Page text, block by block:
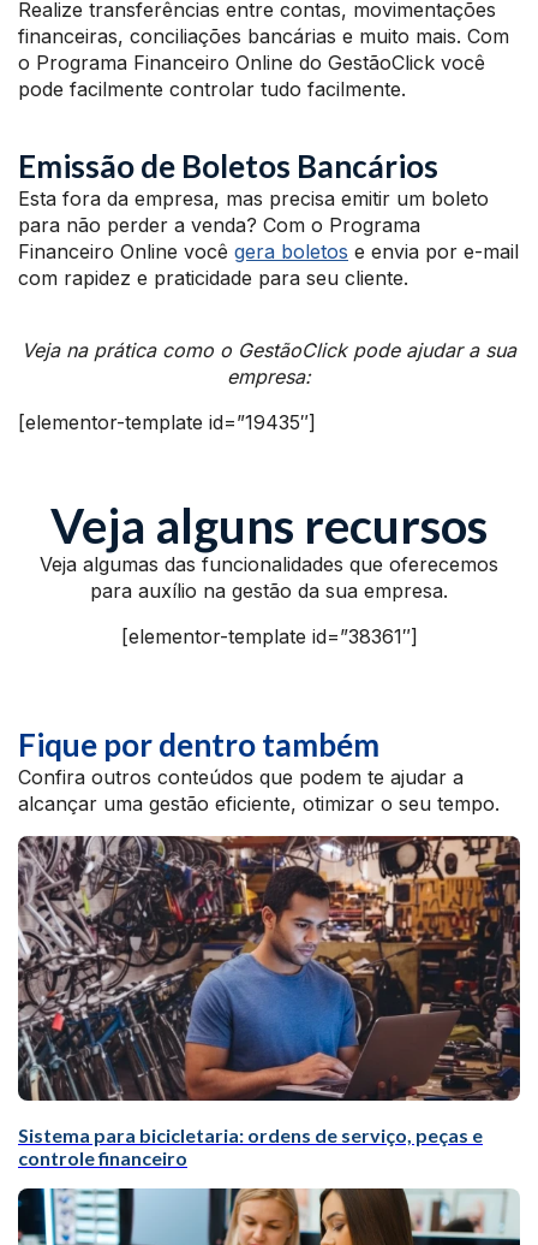
Realize transferências entre contas, movimentações
financeiras, conciliações bancárias e muito mais. Com
o Programa Financeiro Online do GestãoClick você
pode facilmente controlar tudo facilmente.
Emissão de Boletos Bancários
Esta fora da empresa, mas precisa emitir um boleto
para não perder a venda? Com o Programa
Financeiro Online você gera boletos e envia por e-mail
com rapidez e praticidade para seu cliente.
Veja na prática como o GestãoClick pode ajudar a sua
empresa:
[elementor-template id=”19435″]
Veja alguns recursos
Veja algumas das funcionalidades que oferecemos
para auxílio na gestão da sua empresa.
[elementor-template id=”38361″]
Fique por dentro também
Confira outros conteúdos que podem te ajudar a
alcançar uma gestão eficiente, otimizar o seu tempo.
Sistema para bicicletaria: ordens de serviço, peças e
controle financeiro